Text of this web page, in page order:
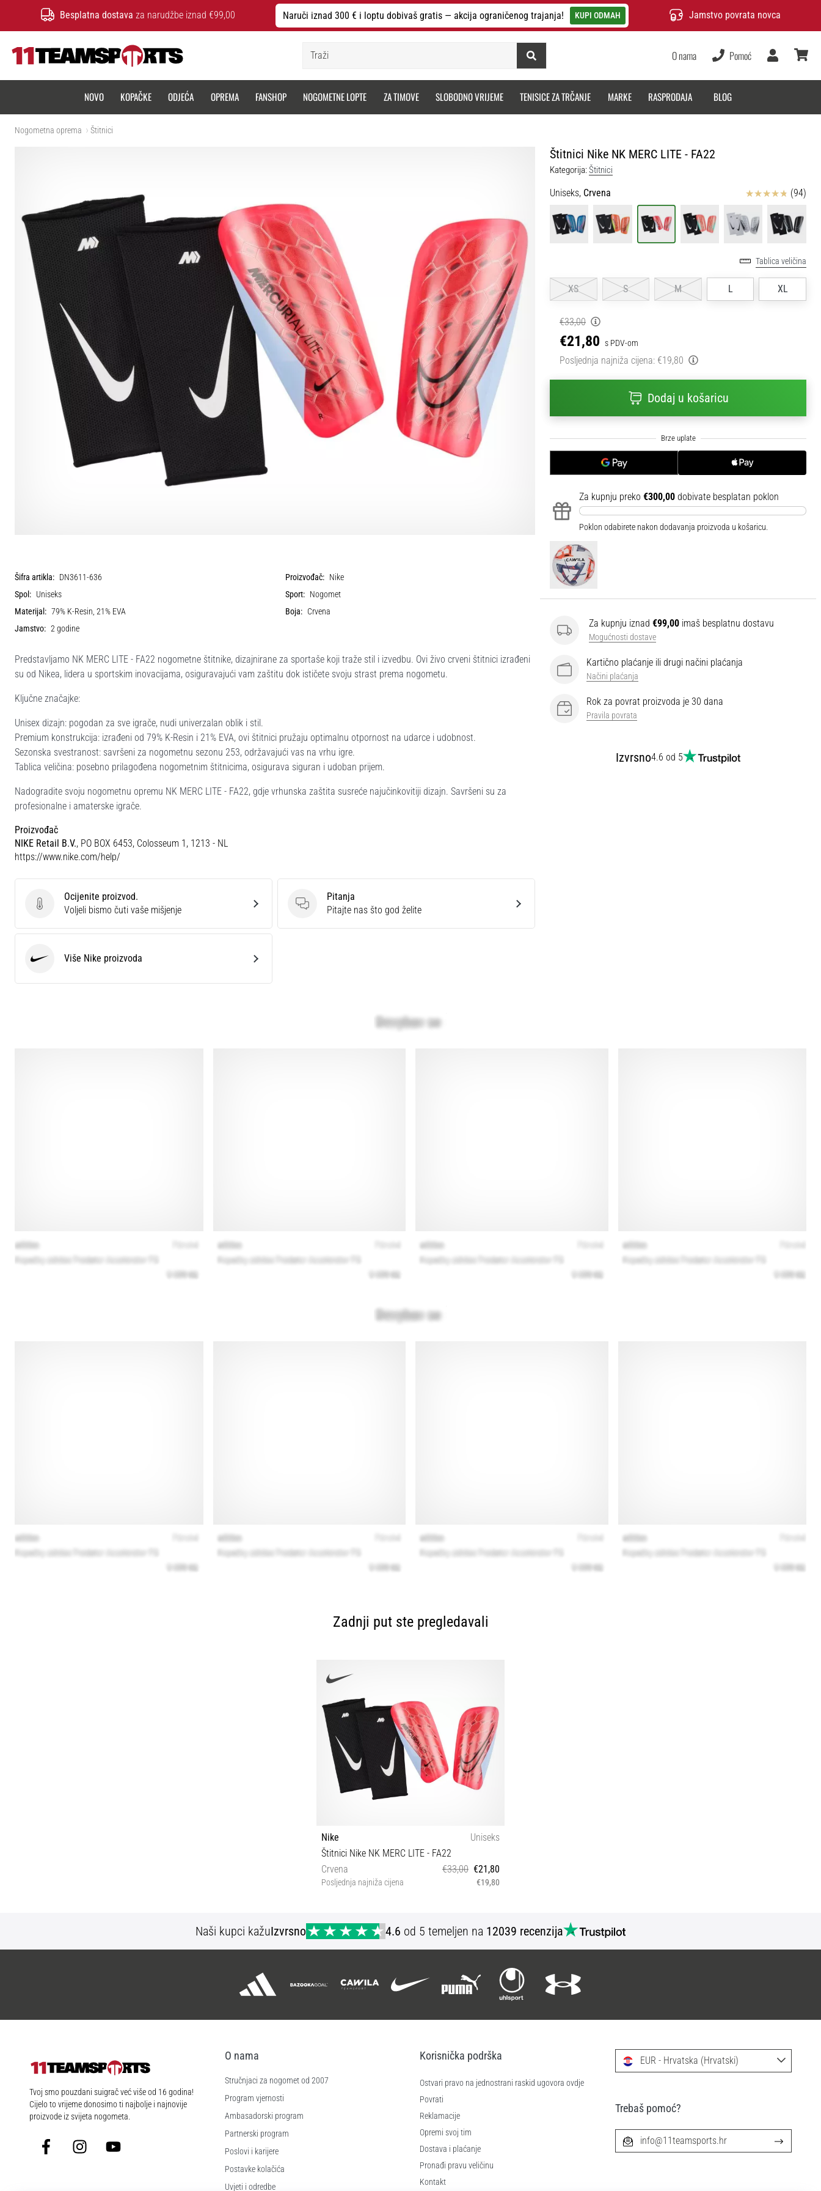
Besplatna dostava za narudžbe iznad €99,00 Naruči iznad 300 € i loptu dobivaš gratis — akcija ograničenog trajanja! KUPI ODMAH Jamstvo povrata novca
O nama Pomoć
Korisnik
NOVO KOPAČKE ODJEĆA OPREMA FANSHOP NOGOMETNE LOPTE ZA TIMOVE SLOBODNO VRIJEME TENISICE ZA TRČANJE MARKE RASPRODAJA BLOG
Nogometna oprema Štitnici
Štitnici Nike NK MERC LITE - FA22
Kategorija:Štitnici
Uniseks, Crvena Ocjena proizvoda
(94)
Tablica veličina
XS S M L XL
€33,00
€21,80 s PDV-om
Posljednja najniža cijena: €19,80
Dodaj u košaricu
Za kupnju preko €300,00 dobivate besplatan poklon
Poklon odabirete nakon dodavanja proizvoda u košaricu.
Za kupnju iznad €99,00 imaš besplatnu dostavu
Mogućnosti dostave
Kartično plaćanje ili drugi načini plaćanja
Načini plaćanja
Rok za povrat proizvoda je 30 dana
Pravila povrata
Izvrsno4.6 od 5
Šifra artikla: DN3611-636 Proizvođač: Nike
Spol: Uniseks Sport: Nogomet
Materijal: 79% K-Resin, 21% EVA Boja: Crvena
Jamstvo: 2 godine
Predstavljamo NK MERC LITE - FA22 nogometne štitnike, dizajnirane za sportaše koji traže stil i izvedbu. Ovi živo crveni štitnici izrađeni
su od Nikea, lidera u sportskim inovacijama, osiguravajući vam zaštitu dok ističete svoju strast prema nogometu.
Ključne značajke:
Unisex dizajn: pogodan za sve igrače, nudi univerzalan oblik i stil.
Premium konstrukcija: izrađeni od 79% K-Resin i 21% EVA, ovi štitnici pružaju optimalnu otpornost na udarce i udobnost.
Sezonska svestranost: savršeni za nogometnu sezonu 253, održavajući vas na vrhu igre.
Tablica veličina: posebno prilagođena nogometnim štitnicima, osigurava siguran i udoban prijem.
Nadogradite svoju nogometnu opremu NK MERC LITE - FA22, gdje vrhunska zaštita susreće najučinkovitiji dizajn. Savršeni su za
profesionalne i amaterske igrače.
Proizvođač
NIKE Retail B.V., PO BOX 6453, Colosseum 1, 1213 - NL
https://www.nike.com/help/
Ocijenite proizvod.
Ocijenite proizvod.
Voljeli bismo čuti vaše mišjenje
Pitanja
Pitanja
Pitajte nas što god želite
Više Nike proizvoda
Zadnji put ste pregledavali
Nike
Uniseks
Štitnici Nike NK MERC LITE - FA22
Crvena
€33,00 €21,80
Posljednja najniža cijena €19,80
Naši kupci kažuIzvrsno 4.6 od 5 temeljen na 12039 recenzija
11teamsports.hr
Tvoj smo pouzdani suigrač već više od 16 godina!
Cijelo to vrijeme donosimo ti najbolje i najnovije
proizvode iz svijeta nogometa.
FacebookInstagramYouTube
O nama
Stručnjaci za nogomet od 2007
Program vjernosti
Ambasadorski program
Partnerski program
Poslovi i karijere
Postavke kolačića
Uvjeti i odredbe
Korisnička podrška
Ostvari pravo na jednostrani raskid ugovora ovdje
Povrati
Reklamacije
Opremi svoj tim
Dostava i plaćanje
Pronađi pravu veličinu
Kontakt
EUR - Hrvatska (Hrvatski)
Trebaš pomoć?
info@11teamsports.hr